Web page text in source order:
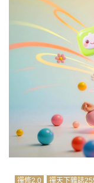
禪修2.0 禪天下雜誌